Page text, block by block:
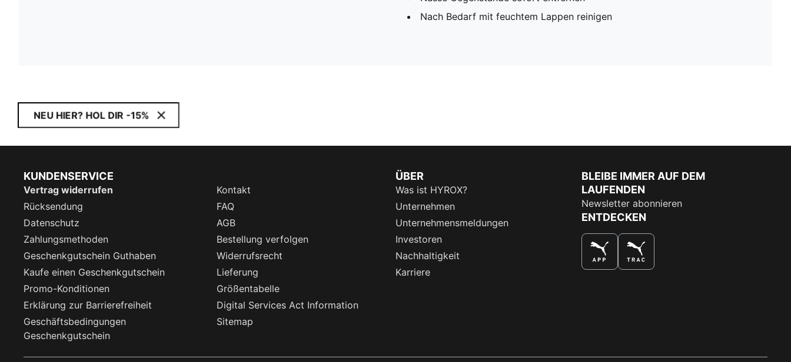
Nach Bedarf mit feuchtem Lappen reinigen
NEU HIER? HOL DIR -15%
KUNDENSERVICE
Vertrag widerrufen
Kontakt
Rücksendung
FAQ
Datenschutz
AGB
Zahlungsmethoden
Bestellung verfolgen
Geschenkgutschein Guthaben
Widerrufsrecht
Kaufe einen Geschenkgutschein
Lieferung
Promo-Konditionen
Größentabelle
Erklärung zur Barrierefreiheit
Digital Services Act Information
Geschäftsbedingungen
Geschenkgutschein
Sitemap
ÜBER
Was ist HYROX?
Unternehmen
Unternehmensmeldungen
Investoren
Nachhaltigkeit
Karriere
BLEIBE IMMER AUF DEM
LAUFENDEN
Newsletter abonnieren
ENTDECKEN